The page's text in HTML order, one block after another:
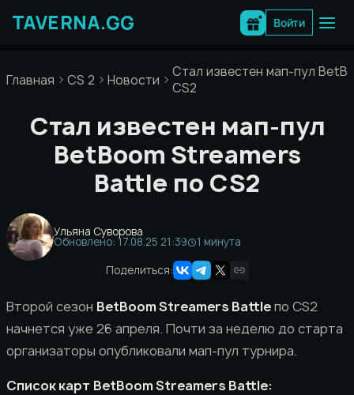
содержимому
Войти
Главная CS 2 Новости
Стал известен мап-пул
CS2
Стал известен мап-пул
BetBoom Streamers
Battle по CS2
Ульяна Суворова
Обновлено: 17.08.25 21:39
1 минута
Поделиться:
Второй сезон BetBoom Streamers Battleпо CS2
начнется уже 26 апреля. Почти за неделю до старта
организаторы опубликовали мап-пул турнира.
Список карт BetBoom Streamers Battle: